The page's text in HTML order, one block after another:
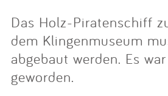
Das Holz-Piratenschiff
dem Klingenmuseum
abgebaut werden. Es
geworden.